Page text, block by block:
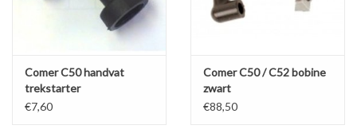
Comer C50 handvat
trekstarter
€7,60
Comer C50 / C52 bobine
zwart
€88,50